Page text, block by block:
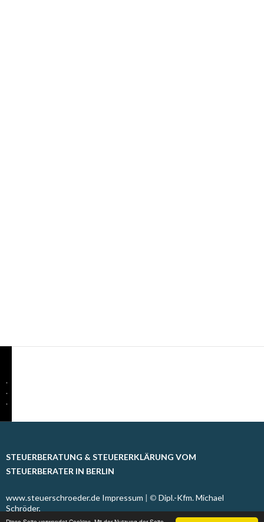
.
.
.
STEUERBERATUNG & STEUERERKLÄRUNG VOM
STEUERBERATER IN BERLIN
www.steuerschroeder.de Impressum | © Dipl.-Kfm. Michael
Schröder,